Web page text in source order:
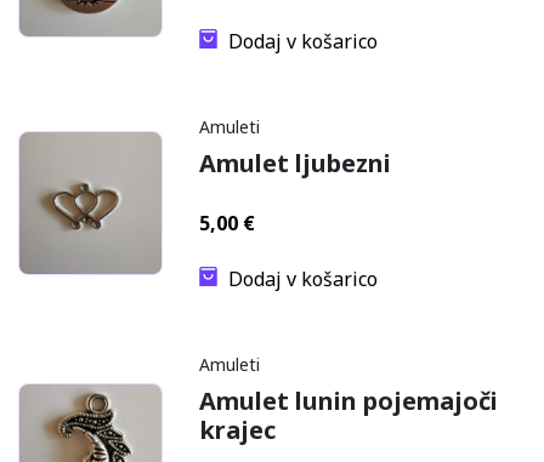
Dodaj v košarico
Amuleti
Amulet ljubezni
5,00 €
Dodaj v košarico
Amuleti
Amulet lunin pojemajoči
krajec